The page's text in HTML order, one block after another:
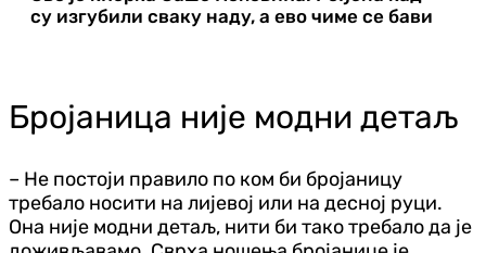
су изгубили сваку наду, а ево чиме се бави
Бројаница није модни детаљ
– Не постоји правило по ком би бројаницу
требало носити на лијевој или на десној руци.
Она није модни детаљ, нити би тако требало да је